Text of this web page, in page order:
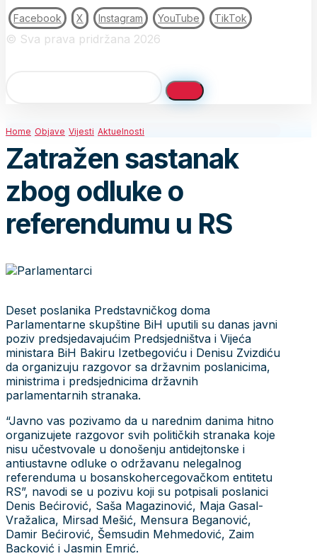
Facebook X Instagram YouTube TikTok
© Sva prava pridržana 2026
Home Objave Vijesti Aktuelnosti
Zatražen sastanak
zbog odluke o
referendumu u RS
Deset poslanika Predstavničkog doma
Parlamentarne skupštine BiH uputili su danas javni
poziv predsjedavajućim Predsjedništva i Vijeća
ministara BiH Bakiru Izetbegoviću i Denisu Zvizdiću
da organizuju razgovor sa državnim poslanicima,
ministrima i predsjednicima državnih
parlamentarnih stranaka.
“Javno vas pozivamo da u narednim danima hitno
organizujete razgovor svih političkih stranaka koje
nisu učestvovale u donošenju antidejtonske i
antiustavne odluke o održavanu nelegalnog
referenduma u bosanskohercegovačkom entitetu
RS”, navodi se u pozivu koji su potpisali poslanici
Denis Bećirović, Saša Magazinović, Maja Gasal-
Vražalica, Mirsad Mešić, Mensura Beganović,
Damir Bećirović, Šemsudin Mehmedović, Zaim
Backović i Jasmin Emrić.